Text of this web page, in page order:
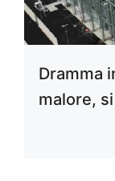
Dramma
malore,